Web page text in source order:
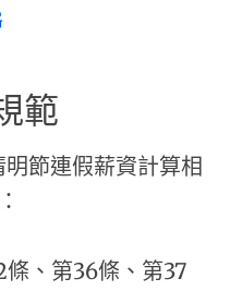
範
節連假薪資計算相
、第36條、第37